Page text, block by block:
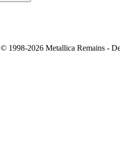
© 1998-2026 Metallica Remains -